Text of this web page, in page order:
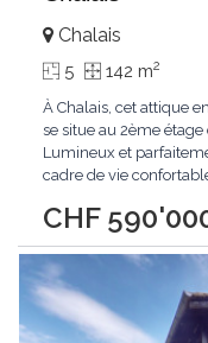
CHF
Chalais
5 142 m2
À Chalais, cet attique
se situe au 2ème
Lumineux et
cadre de vie
intérieurLe séjour,
naturelle, est...